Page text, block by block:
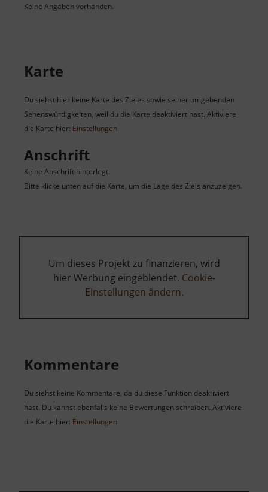
Keine Angaben vorhanden.
Karte
Du siehst hier keine Karte des Zieles sowie seiner umgebenden
Sehenswürdigkeiten, weil du die Karte deaktiviert hast. Aktiviere
die Karte hier: Einstellungen
Anschrift
Keine Anschrift hinterlegt.
Bitte klicke unten auf die Karte, um die Lage des Ziels anzuzeigen.
Um dieses Projekt zu finanzieren, wird
hier Werbung eingeblendet. Cookie-
Einstellungen ändern.
Kommentare
Du siehst keine Kommentare, da du diese Funktion deaktiviert
hast. Du kannst ebenfalls keine Bewertungen schreiben. Aktiviere
die Karte hier: Einstellungen